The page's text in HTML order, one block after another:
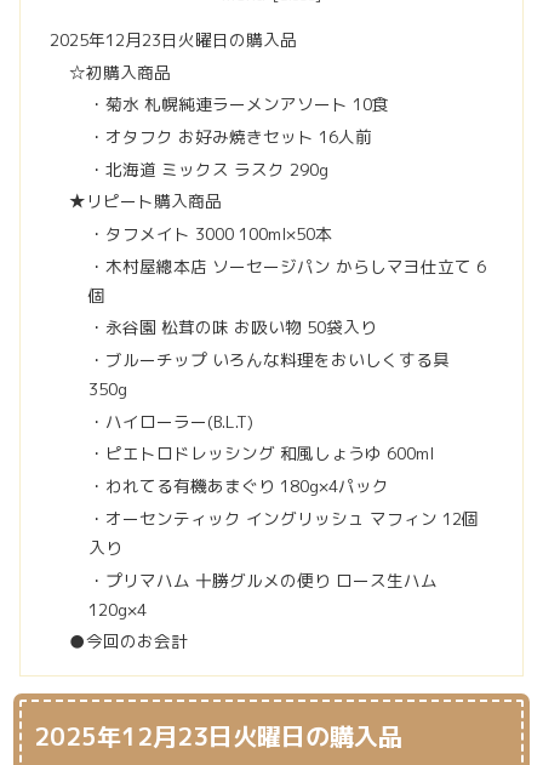
2025年12月23日火曜日の購入品
☆初購入商品
・菊水 札幌純連ラーメンアソート 10食
・オタフク お好み焼きセット 16人前
・北海道 ミックス ラスク 290g
★リピート購入商品
・タフメイト 3000 100ml×50本
・木村屋總本店 ソーセージパン からしマヨ仕立て 6
個
・永谷園 松茸の味 お吸い物 50袋入り
・ブルーチップ いろんな料理をおいしくする具
350g
・ハイローラー(B.L.T)
・ピエトロドレッシング 和風しょうゆ 600ml
・われてる有機あまぐり 180g×4パック
・オーセンティック イングリッシュ マフィン 12個
入り
・プリマハム 十勝グルメの便り ロース生ハム
120g×4
●今回のお会計
2025年12月23日火曜日の購入品